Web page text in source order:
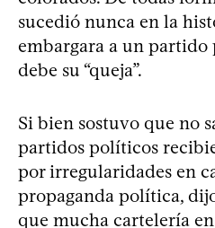
sucedió nunca en la
embargara a un partido
debe su “queja”.
Si bien sostuvo que no
partidos políticos
por irregularidades en
propaganda política,
que mucha cartelería